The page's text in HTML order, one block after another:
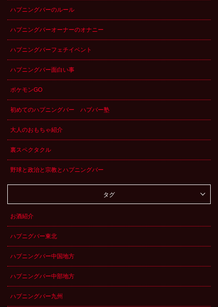
ハプニングバーのルール
ハプニングバーオーナーのオナニー
ハプニングバーフェチイベント
ハプニングバー面白い事
ポケモンGO
初めてのハプニングバー ハプバー塾
大人のおもちゃ紹介
裏スペクタクル
野球と政治と宗教とハプニングバー
タグ
お酒紹介
ハプニグバー東北
ハプニングバー中国地方
ハプニングバー中部地方
ハプニングバー九州